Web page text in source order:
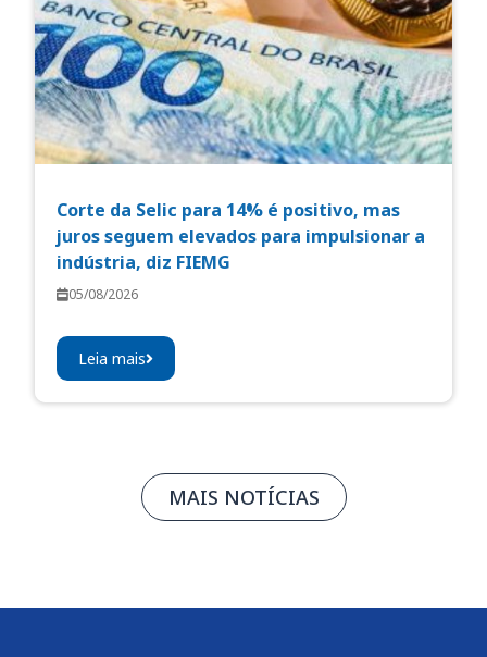
Corte da Selic para 14% é positivo, mas
juros seguem elevados para impulsionar a
indústria, diz FIEMG
05/08/2026
Leia mais
MAIS NOTÍCIAS